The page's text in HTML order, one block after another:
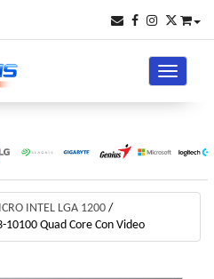
Toggle
INTEL LGA 1200 /
Quad Core Con Video